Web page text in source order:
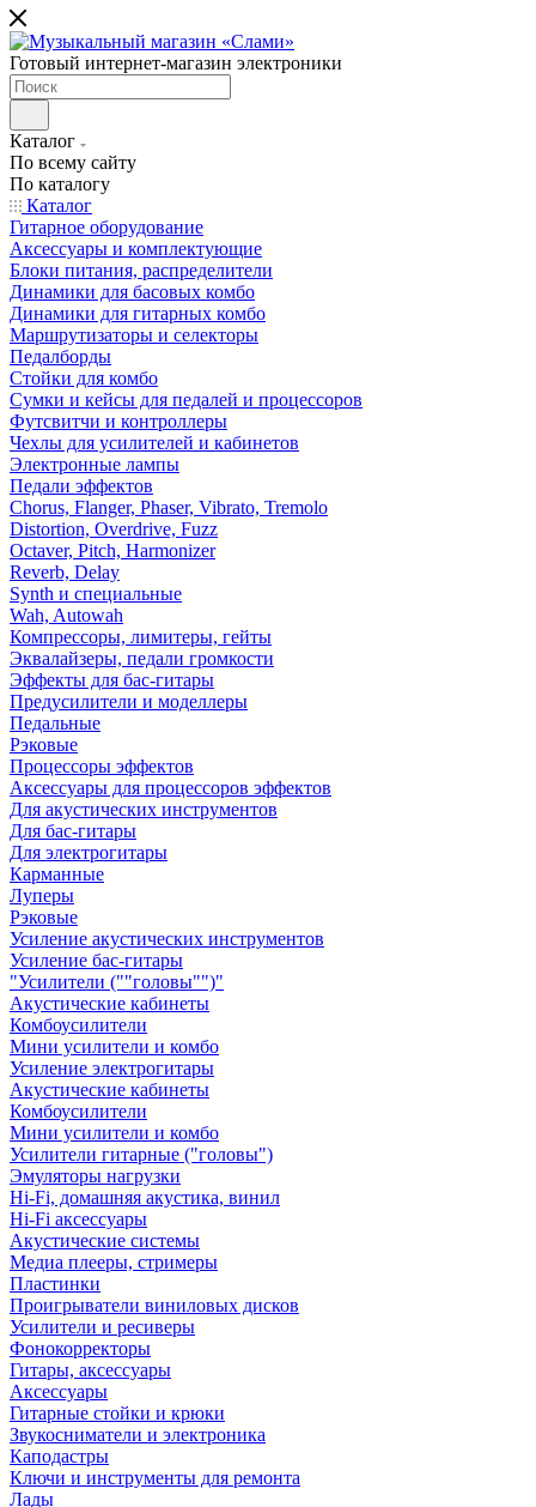
Готовый интернет-магазин электроники
Каталог
По всему сайту
По каталогу
Каталог
Гитарное оборудование
Аксессуары и комплектующие
Блоки питания, распределители
Динамики для басовых комбо
Динамики для гитарных комбо
Маршрутизаторы и селекторы
Педалборды
Стойки для комбо
Сумки и кейсы для педалей и процессоров
Футсвитчи и контроллеры
Чехлы для усилителей и кабинетов
Электронные лампы
Педали эффектов
Chorus, Flanger, Phaser, Vibrato, Tremolo
Distortion, Overdrive, Fuzz
Octaver, Pitch, Harmonizer
Reverb, Delay
Synth и специальные
Wah, Autowah
Компрессоры, лимитеры, гейты
Эквалайзеры, педали громкости
Эффекты для бас-гитары
Предусилители и моделлеры
Педальные
Рэковые
Процессоры эффектов
Аксессуары для процессоров эффектов
Для акустических инструментов
Для бас-гитары
Для электрогитары
Карманные
Луперы
Рэковые
Усиление акустических инструментов
Усиление бас-гитары
"Усилители (""головы"")"
Акустические кабинеты
Комбоусилители
Мини усилители и комбо
Усиление электрогитары
Акустические кабинеты
Комбоусилители
Мини усилители и комбо
Усилители гитарные ("головы")
Эмуляторы нагрузки
Hi-Fi, домашняя акустика, винил
Hi-Fi аксессуары
Акустические системы
Медиа плееры, стримеры
Пластинки
Проигрыватели виниловых дисков
Усилители и ресиверы
Фонокорректоры
Гитары, аксессуары
Аксессуары
Гитарные стойки и крюки
Звукосниматели и электроника
Каподастры
Ключи и инструменты для ремонта
Лады